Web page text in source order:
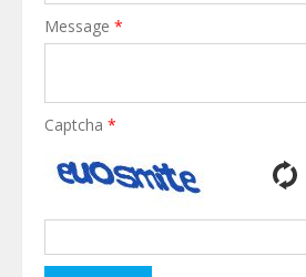
Message *
Captcha *